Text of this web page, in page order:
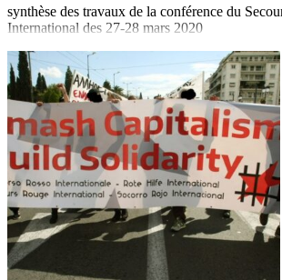
synthèse des travaux de la conférence du
International des 27-28 mars 2020